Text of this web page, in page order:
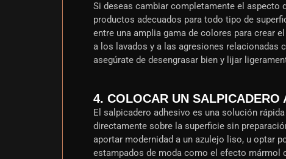
Si deseas cambiar completamente el aspecto
productos adecuados para todo tipo de
entre una amplia gama de colores para crear
a los lavados y a las agresiones relacionadas
asegúrate de desengrasar bien y lijar
4. COLOCAR UN SALPICADERO
El salpicadero adhesivo es una solución
directamente sobre la superficie sin
aportar modernidad a un azulejo liso, u optar
estampados de moda como el efecto mármol